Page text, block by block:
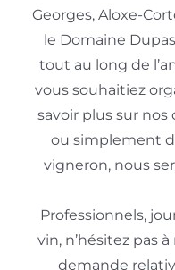
Georges, Aloxe-
le Domaine
tout au long de
vous souhaitiez
savoir plus sur nos
ou simplement
vigneron, nous
Professionnels,
vin, n’hésitez pas
demande